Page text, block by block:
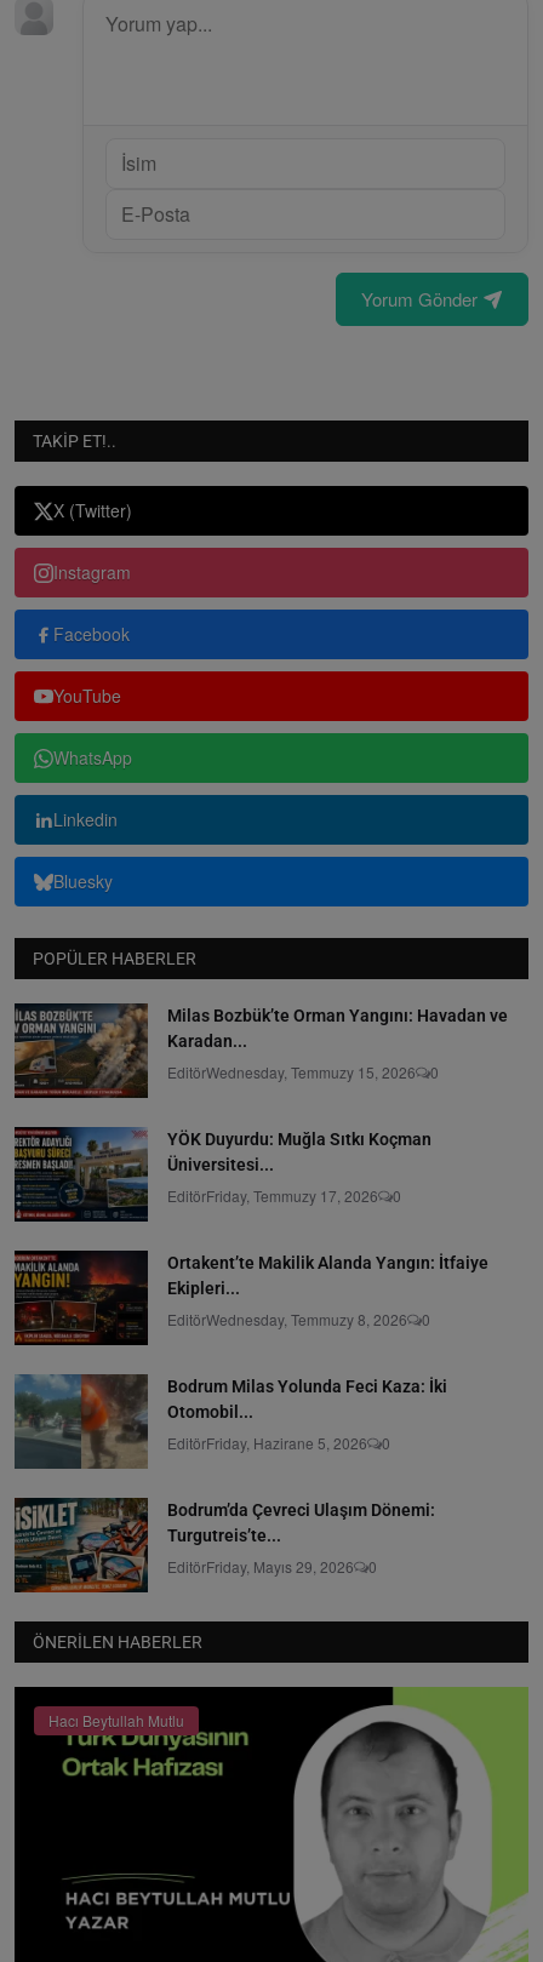
Yorum Gönder
TAKIP ET!..
X (Twitter)
Instagram
Facebook
YouTube
WhatsApp
Linkedin
Bluesky
POPÜLER HABERLER
Milas Bozbük’te Orman Yangını: Havadan ve
Karadan...
EditörWednesday, Temmuzy 15, 2026 0
YÖK Duyurdu: Muğla Sıtkı Koçman
Üniversitesi...
EditörFriday, Temmuzy 17, 2026 0
Ortakent’te Makilik Alanda Yangın: İtfaiye
Ekipleri...
EditörWednesday, Temmuzy 8, 2026 0
Bodrum Milas Yolunda Feci Kaza: İki
Otomobil...
EditörFriday, Hazirane 5, 2026 0
Bodrum’da Çevreci Ulaşım Dönemi:
Turgutreis’te...
EditörFriday, Mayıs 29, 2026 0
ÖNERILEN HABERLER
Hacı Beytullah Mutlu